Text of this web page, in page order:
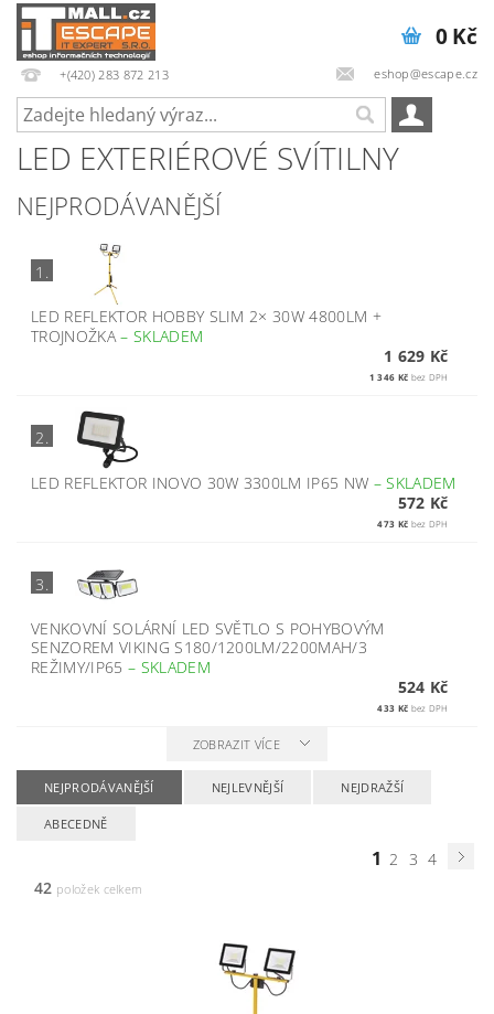
+(420) 283 872 213 eshop@escape.cz
0 Kč
LED EXTERIÉROVÉ SVÍTILNY
NEJPRODÁVANĚJŠÍ
1.
LED REFLEKTOR HOBBY SLIM 2× 30W 4800LM +
TROJNOŽKA– SKLADEM
1 629 Kč
1 346 Kč bez DPH
2.
LED REFLEKTOR INOVO 30W 3300LM IP65 NW –SKLADEM
572 Kč
473 Kč bez DPH
3.
VENKOVNÍ SOLÁRNÍ LED SVĚTLO S POHYBOVÝM
SENZOREM VIKING S180/1200LM/2200MAH/3
REŽIMY/IP65 – SKLADEM
524 Kč
433 Kč bez DPH
ZOBRAZIT VÍCE
NEJPRODÁVANĚJŠÍ NEJLEVNĚJŠÍ NEJDRAŽŠÍ
ABECEDNĚ
1 2 3 4
42 položek celkem